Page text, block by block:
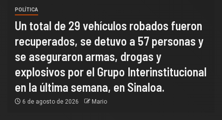
POLÍTICA
Un total de 29 vehículos robados fueron
recuperados, se detuvo a 57 personas y
se aseguraron armas, drogas y
explosivos por el Grupo Interinstitucional
en la última semana, en Sinaloa.
6 de agosto de 2026 Mario